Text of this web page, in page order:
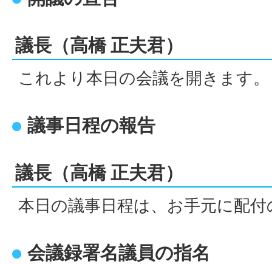
議長（高橋 正夫君）
これより本日の会議を開きます。
議事日程の報告
議長（高橋 正夫君）
本日の議事日程は、お手元に配
会議録署名議員の指名